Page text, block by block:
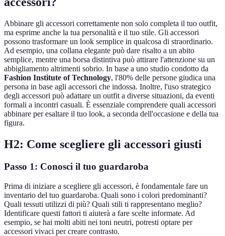
Abbinare gli accessori correttamente non solo completa il tuo outfit,
ma esprime anche la tua personalità e il tuo stile. Gli accessori
possono trasformare un look semplice in qualcosa di straordinario.
Ad esempio, una collana elegante può dare risalto a un abito
semplice, mentre una borsa distintiva può attirare l'attenzione su un
abbigliamento altrimenti sobrio. In base a uno studio condotto da
Fashion Institute of Technology, l'80% delle persone giudica una
persona in base agli accessori che indossa. Inoltre, l'uso strategico
degli accessori può adattare un outfit a diverse situazioni, da eventi
formali a incontri casuali. È essenziale comprendere quali accessori
abbinare per esaltare il tuo look, a seconda dell'occasione e della tua
figura.
H2: Come scegliere gli accessori giusti
Passo 1: Conosci il tuo guardaroba
Prima di iniziare a scegliere gli accessori, è fondamentale fare un
inventario del tuo guardaroba. Quali sono i colori predominanti?
Quali tessuti utilizzi di più? Quali stili ti rappresentano meglio?
Identificare questi fattori ti aiuterà a fare scelte informate. Ad
esempio, se hai molti abiti nei toni neutri, potresti optare per
accessori vivaci per creare contrasto.